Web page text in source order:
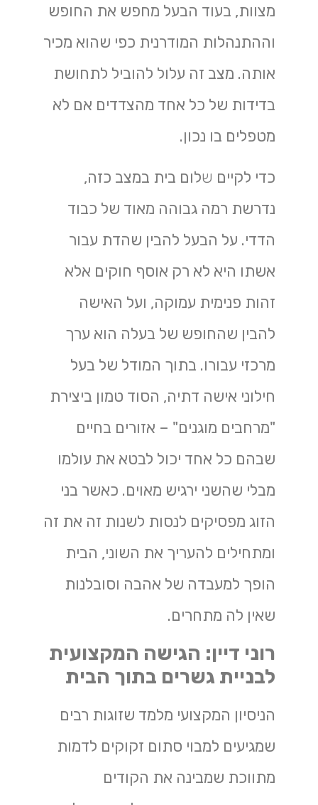
מצוות, בעוד הבעל מחפש את החופש
וההתנהלות המודרנית כפי שהוא מכיר
אותה. מצב זה עלול להוביל לתחושת
בדידות של כל אחד מהצדדים אם לא
מטפלים בו נכון.
כדי לקיים שלום בית במצב כזה,
נדרשת רמה גבוהה מאוד של כבוד
הדדי. על הבעל להבין שהדת עבור
אשתו היא לא רק אוסף חוקים אלא
זהות פנימית עמוקה, ועל האישה
להבין שהחופש של בעלה הוא ערך
מרכזי עבורו. בתוך המודל של בעל
חילוני אישה דתיה, הסוד טמון ביצירת
"מרחבים מוגנים" – אזורים בחיים
שבהם כל אחד יכול לבטא את עולמו
מבלי שהשני ירגיש מאוים. כאשר בני
הזוג מפסיקים לנסות לשנות זה את זה
ומתחילים להעריך את השוני, הבית
הופך למעבדה של אהבה וסובלנות
שאין לה מתחרים.
רוני דיין: הגישה המקצועית
לבניית גשרים בתוך הבית
הניסיון המקצועי מלמד שזוגות רבים
שמגיעים למבוי סתום זקוקים לדמות
מתווכת שמבינה את הקודים